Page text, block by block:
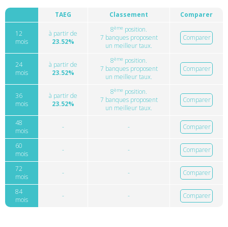
TAEG Classement Comparer
12
mois
à partir de
23.52%
8ème position.
7 banques proposent
un meilleur taux.
Comparer
24
mois
à partir de
23.52%
8ème position.
7 banques proposent
un meilleur taux.
Comparer
36
mois
à partir de
23.52%
8ème position.
7 banques proposent
un meilleur taux.
Comparer
48
mois
- - Comparer
60
mois
- - Comparer
72
mois
- - Comparer
84
mois
- - Comparer